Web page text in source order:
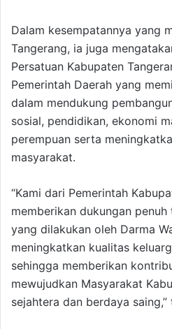
Dalam kesempatannya yang
Tangerang, ia juga
Persatuan Kabupaten
Pemerintah Daerah yang
dalam mendukung
sosial, pendidikan, ekonomi
perempuan serta
masyarakat.
“Kami dari Pemerintah
memberikan dukungan
yang dilakukan oleh Darma
meningkatkan kualitas
sehingga memberikan
mewujudkan Masyarakat
sejahtera dan berdaya saing,”